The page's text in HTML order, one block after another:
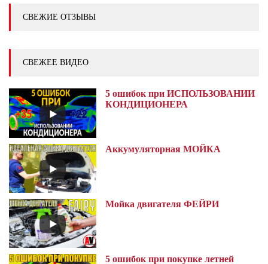
СВЕЖИЕ ОТЗЫВЫ
СВЕЖЕЕ ВИДЕО
5 ошибок при ИСПОЛЬЗОВАНИИ
КОНДИЦИОНЕРА
Аккумуляторная МОЙКА
Мойка двигателя ФЕЙРИ
5 ошибок при покупке летней